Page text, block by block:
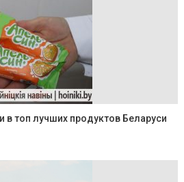
топ лучших продуктов Беларуси